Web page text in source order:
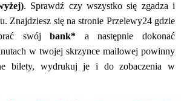
. Sprawdź czy wszystko się zgadza i
Znajdziesz się na stronie Przelewy24 gdzie
swójbank* a następnie dokonać
w twojej skrzynce mailowej powinny
bilety, wydrukuj je i do zobaczenia w